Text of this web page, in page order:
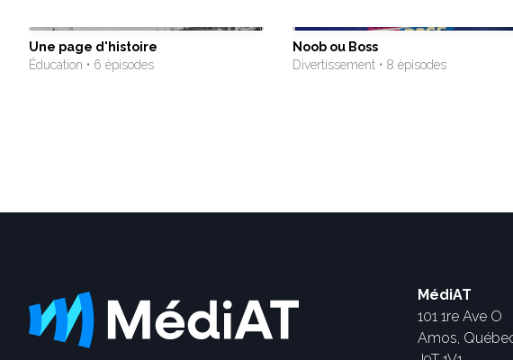
Une page d'histoire
Éducation • 6 épisodes
Noob ou Boss
Divertissement • 8 épisodes
MédiAT
101 1re Ave O
Amos,